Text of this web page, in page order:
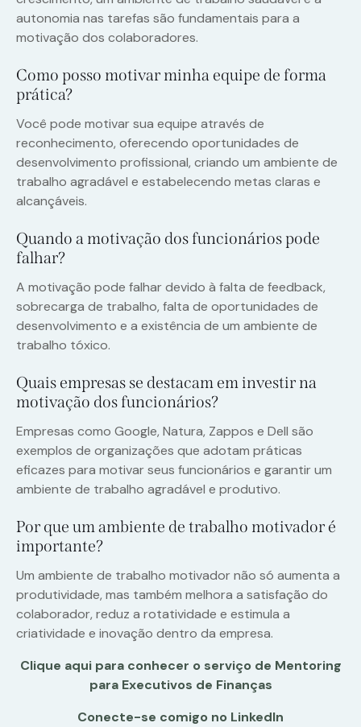
autonomia nas tarefas são fundamentais para a
motivação dos colaboradores.
Como posso motivar minha equipe de forma
prática?
Você pode motivar sua equipe através de
reconhecimento, oferecendo oportunidades de
desenvolvimento profissional, criando um ambiente de
trabalho agradável e estabelecendo metas claras e
alcançáveis.
Quando a motivação dos funcionários pode
falhar?
A motivação pode falhar devido à falta de feedback,
sobrecarga de trabalho, falta de oportunidades de
desenvolvimento e a existência de um ambiente de
trabalho tóxico.
Quais empresas se destacam em investir na
motivação dos funcionários?
Empresas como Google, Natura, Zappos e Dell são
exemplos de organizações que adotam práticas
eficazes para motivar seus funcionários e garantir um
ambiente de trabalho agradável e produtivo.
Por que um ambiente de trabalho motivador é
importante?
Um ambiente de trabalho motivador não só aumenta a
produtividade, mas também melhora a satisfação do
colaborador, reduz a rotatividade e estimula a
criatividade e inovação dentro da empresa.
Clique aqui para conhecer o serviço de Mentoring
para Executivos de Finanças
Conecte-se comigo no LinkedIn